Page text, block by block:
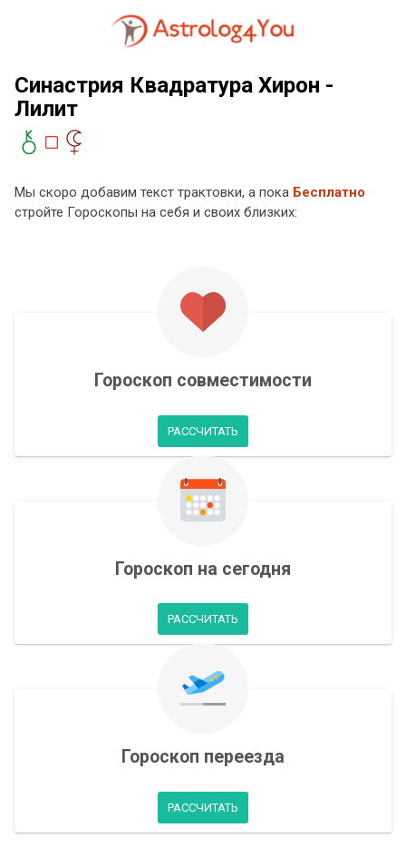
Синастрия Квадратура Хирон -
Лилит
Мы скоро добавим текст трактовки, а пока Бесплатно
стройте Гороскопы на себя и своих близких:
Гороскоп совместимости
РАССЧИТАТЬ
Гороскоп на сегодня
РАССЧИТАТЬ
Гороскоп переезда
РАССЧИТАТЬ